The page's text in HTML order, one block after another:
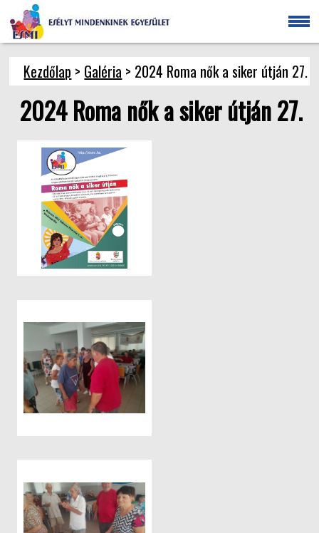
Kezdőlap > Galéria > 2024 Roma nők a siker útján 27.
2024 Roma nők a siker útján 27.